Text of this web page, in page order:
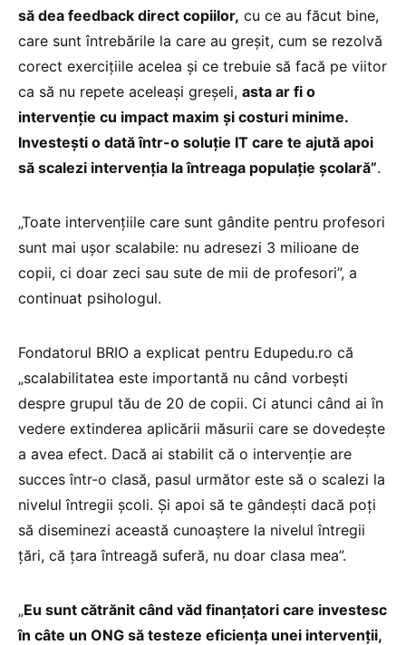
să dea feedback direct copiilor, cu ce au făcut bine,
care sunt întrebările la care au greșit, cum se rezolvă
corect exercițiile acelea și ce trebuie să facă pe viitor
ca să nu repete aceleași greșeli, asta ar fi o
intervenție cu impact maxim și costuri minime.
Investești o dată într-o soluție IT care te ajută apoi
să scalezi intervenția la întreaga populație școlară”.
„Toate intervențiile care sunt gândite pentru profesori
sunt mai ușor scalabile: nu adresezi 3 milioane de
copii, ci doar zeci sau sute de mii de profesori”, a
continuat psihologul.
Fondatorul BRIO a explicat pentru Edupedu.ro că
„scalabilitatea este importantă nu când vorbești
despre grupul tău de 20 de copii. Ci atunci când ai în
vedere extinderea aplicării măsurii care se dovedește
a avea efect. Dacă ai stabilit că o intervenție are
succes într-o clasă, pasul următor este să o scalezi la
nivelul întregii școli. Și apoi să te gândești dacă poți
să diseminezi această cunoaștere la nivelul întregii
țări, că țara întreagă suferă, nu doar clasa mea”.
„Eu sunt cătrănit când văd finanțatori care investesc
în câte un ONG să testeze eficiența unei intervenții,